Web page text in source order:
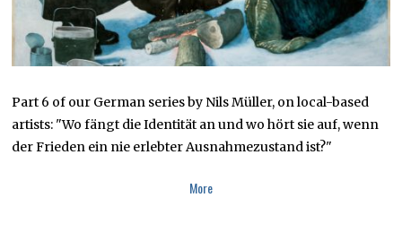
Part 6 of our German series by Nils Müller, on local-based
artists: "Wo fängt die Identität an und wo hört sie auf, wenn
der Frieden ein nie erlebter Ausnahmezustand ist?"
More